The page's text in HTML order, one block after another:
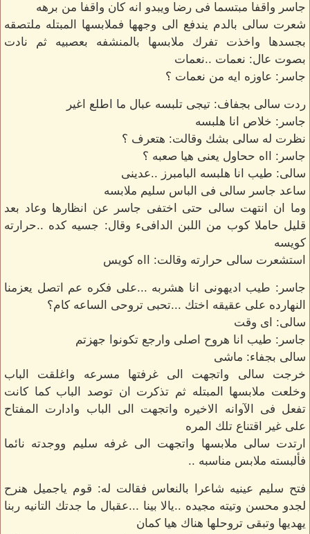
جاسر واقفا مبتسما فى رضا ويبدو انه كان واقفا من برهه
شعرت سالى بالدم يندفع الى وجهها فملابسها المبتله ملتصقه
بجسدها واخذت تفرك ملابسها بالمنشفه بعصبيه ثم نادت
بصوت عال: نعمات ..نعمات
جاسر: عاوزه ايه من نعمات ؟
ردت سالى بجفاف: تيجى تلبسه عبال ما اطلع اغير
جاسر: خلاص انا هلبسه
نظرت له سالى بشك وقالت: هتعرف ؟
جاسر: ااه ححاول يعنى هيا صعبه ؟
سالى: طيب انا هلبسه البامبرز ..عدينى
ساعد جاسر سالى فى الباس سليم ملابسه
وما ان انتهت سالى حتى اختفى جاسر عن انظارها وعاد بعد
قليل حاملا كوب من اللبن الدافىء وقال: جسيه كده ..حرارته
كويسه
استشعرت سالى حرارته وقالت: ااه كويس
جاسر: طيب اديهونى انا هشربه ...على فكره عم اتصل يعزمنا
النهارده على عقيقه اختك ...تحبى تروحى الساعه كام؟
سالى: اى وقت
جاسر: طيب انا هروح اصلى وارجع تكونوا جهزتم
سالى بجفاء: ماشى
خرجت سالى واتجهت الى غرفتها مسرعه واغلقت الباب
وخلعت ملابسها المبتله ثم تذكرت ان توصد الباب كما كانت
تفعل فى الآوانه الاخيره واتجهت الى الباب وادارت المفتاح
على غير اقتناع تلك المره
ارتدت سالى ملابسها واتجهت الى غرفه سليم ووجدته نائما
فألبسته ملابس مناسبه ..
فتح سليم عينيه شاعرا بالنعاس فقالت له: قوم ياجميل هنرح
لجدو محسن وتيته مجيده ..يالا بينا ...عقبال ما جدتك التانيه ربنا
يهديها وتبقى تروحلها هناك هيا كمان